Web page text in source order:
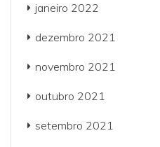
janeiro 2022
dezembro 2021
novembro 2021
outubro 2021
setembro 2021